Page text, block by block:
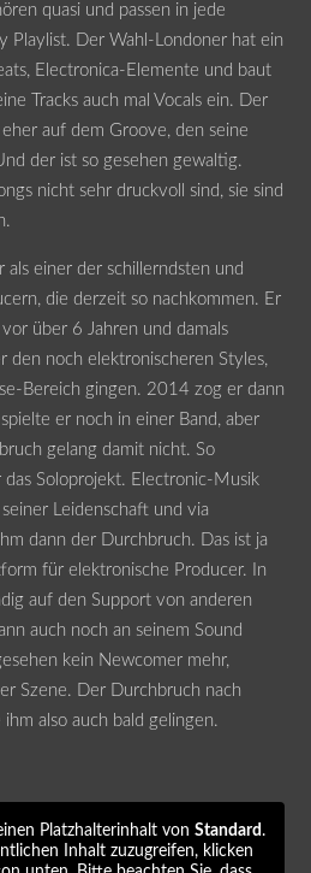
quasi und passen in jede
Playlist. Der Wahl-Londoner hat ein
Electronica-Elemente und baut
Tracks auch mal Vocals ein. Der
auf dem Groove, den seine
der ist so gesehen gewaltig.
nicht sehr druckvoll sind, sie sind
als einer der schillerndsten und
die derzeit so nachkommen. Er
über 6 Jahren und damals
den noch elektronischeren Styles,
Bereich gingen. 2014 zog er dann
er noch in einer Band, aber
gelang damit nicht. So
Soloprojekt. Electronic-Musik
Leidenschaft und via
dann der Durchbruch. Das ist ja
für elektronische Producer. In
auf den Support von anderen
auch noch an seinem Sound
kein Newcomer mehr,
Szene. Der Durchbruch nach
also auch bald gelingen.
Platzhalterinhalt von Standard.
Inhalt zuzugreifen, klicken